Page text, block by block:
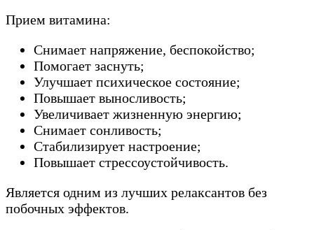
Прием витамина:
Снимает напряжение, беспокойство;
Помогает заснуть;
Улучшает психическое состояние;
Повышает выносливость;
Увеличивает жизненную энергию;
Снимает сонливость;
Стабилизирует настроение;
Повышает стрессоустойчивость.
Является одним из лучших релаксантов без
побочных эффектов.